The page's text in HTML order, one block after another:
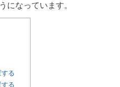
になっています。
る
る